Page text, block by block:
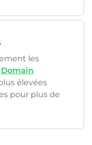
les
Domain
élevées
pour plus de